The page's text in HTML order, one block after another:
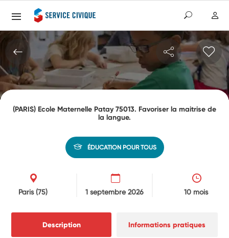
(PARIS) Ecole Maternelle Patay 75013. Favoriser la maitrise de
la langue.
ÉDUCATION POUR TOUS
Paris(75) 1 septembre 2026 10 mois
Description Informations pratiques